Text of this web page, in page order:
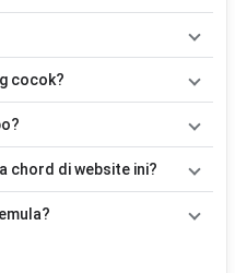
ini telah disederhanakan
. Pada halaman ini
cocok?
pola
asli penyanyi, kamu
chord di website ini?
nada. Seluruh chord akan